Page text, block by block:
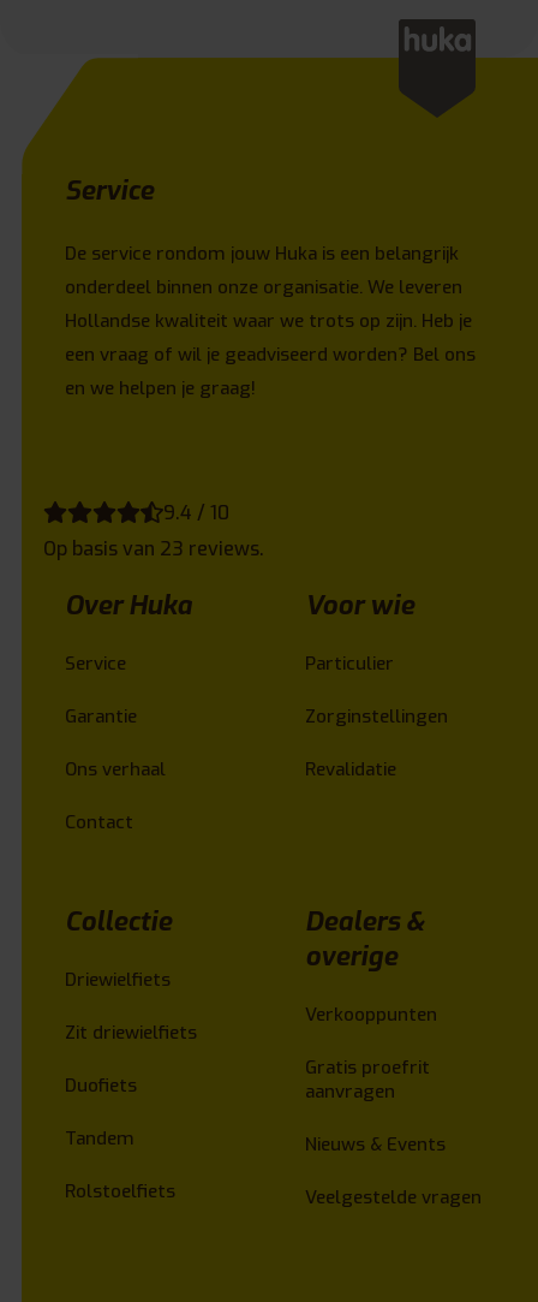
Service
De service rondom jouw Huka is een belangrijk
onderdeel binnen onze organisatie. We leveren
Hollandse kwaliteit waar we trots op zijn. Heb je
een vraag of wil je geadviseerd worden? Bel ons
en we helpen je graag!
9.4 / 10
Op basis van 23 reviews.
Over Huka
Service
Garantie
Ons verhaal
Contact
Voor wie
Particulier
Zorginstellingen
Revalidatie
Collectie
Driewielfiets
Zit driewielfiets
Duofiets
Tandem
Rolstoelfiets
Dealers &
overige
Verkooppunten
Gratis proefrit
aanvragen
Nieuws & Events
Veelgestelde vragen